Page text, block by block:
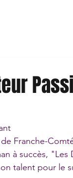
Franche-
à succès, "Les
talent pour le